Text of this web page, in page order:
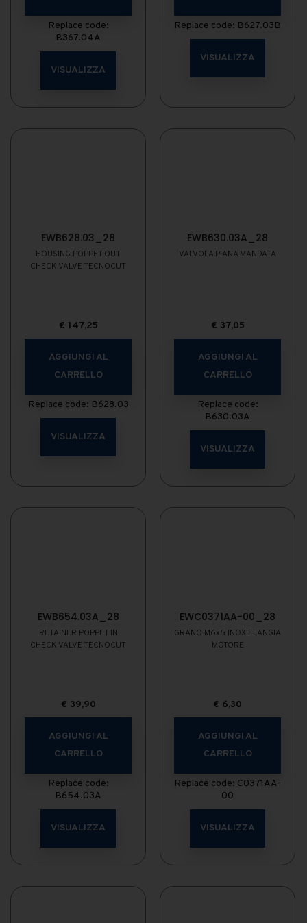
Replace code:
B367.04A
VISUALIZZA
Replace code: B627.03B
VISUALIZZA
EWB628.03_28
HOUSING POPPET OUT
CHECK VALVE TECNOCUT
€ 147,25
AGGIUNGI AL
CARRELLO
Replace code: B628.03
VISUALIZZA
EWB630.03A_28
VALVOLA PIANA MANDATA
€ 37,05
AGGIUNGI AL
CARRELLO
Replace code:
B630.03A
VISUALIZZA
EWB654.03A_28
RETAINER POPPET IN
CHECK VALVE TECNOCUT
€ 39,90
AGGIUNGI AL
CARRELLO
Replace code:
B654.03A
VISUALIZZA
EWC0371AA-00_28
GRANO M6x5 INOX FLANGIA
MOTORE
€ 6,30
AGGIUNGI AL
CARRELLO
Replace code: C0371AA-
00
VISUALIZZA